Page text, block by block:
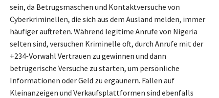
sein, da Betrugsmaschen und Kontaktversuche von
Cyberkriminellen, die sich aus dem Ausland melden, immer
häufiger auftreten. Während legitime Anrufe von Nigeria
selten sind, versuchen Kriminelle oft, durch Anrufe mit der
+234-Vorwahl Vertrauen zu gewinnen und dann
betrügerische Versuche zu starten, um persönliche
Informationen oder Geld zu ergaunern. Fallen auf
Kleinanzeigen und Verkaufsplattformen sind ebenfalls